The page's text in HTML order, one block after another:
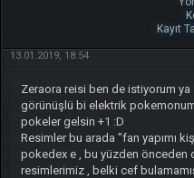
Kayıt
13.01.2019, 18:54
Zeraora reisi ben de istiyorum ya
görünüşlü bi elektrik
pokeler gelsin +1 :D
Resimler bu arada "fan yapımı
pokedex e , bu yüzden önceden
resimlerimiz , belki cef